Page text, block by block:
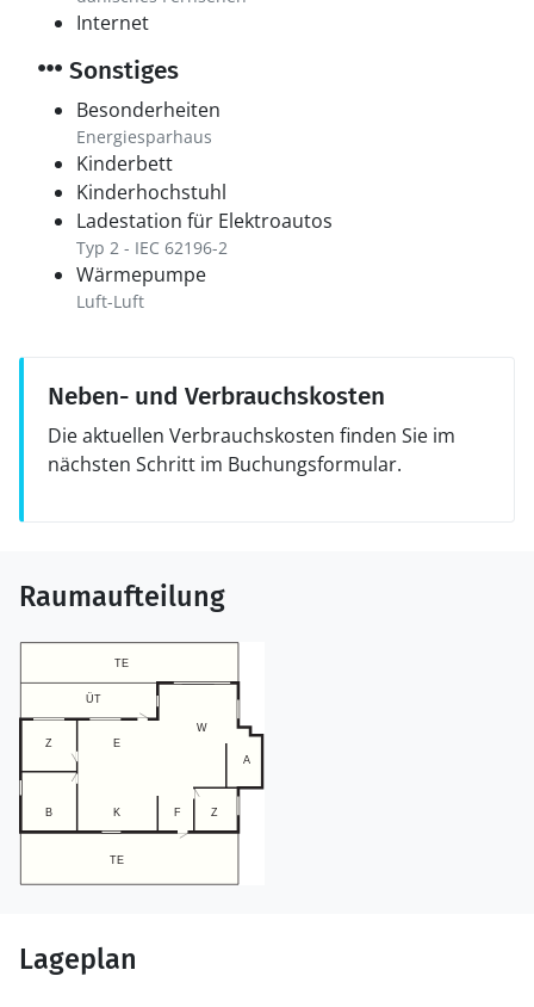
Internet
Sonstiges
Besonderheiten
Energiesparhaus
Kinderbett
Kinderhochstuhl
Ladestation für Elektroautos
Typ 2 - IEC 62196-2
Wärmepumpe
Luft-Luft
Neben- und Verbrauchskosten
Die aktuellen Verbrauchskosten finden Sie im
nächsten Schritt im Buchungsformular.
Raumaufteilung
Lageplan